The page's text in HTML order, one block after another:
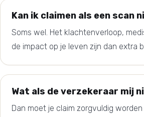
Kan ik claimen als een scan
Soms wel. Het klachtenverloop,
de impact op je leven zijn dan extra
Wat als de verzekeraar mij
Dan moet je claim zorgvuldig